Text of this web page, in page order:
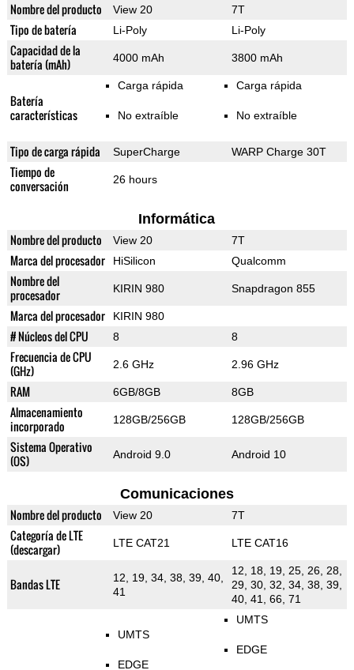
Nombre del producto View 20 7T
Tipo de batería Li-Poly Li-Poly
Capacidad de la
batería (mAh)
4000 mAh 3800 mAh
Batería
características
Carga rápida
No extraíble
Carga rápida
No extraíble
Tipo de carga rápida SuperCharge WARP Charge 30T
Tiempo de
conversación
26 hours
Informática
Nombre del producto View 20 7T
Marca del procesador HiSilicon Qualcomm
Nombre del
procesador
KIRIN 980 Snapdragon 855
Marca del procesador KIRIN 980
# Núcleos del CPU 8 8
Frecuencia de CPU
(GHz)
2.6 GHz 2.96 GHz
RAM 6GB/8GB 8GB
Almacenamiento
incorporado
128GB/256GB 128GB/256GB
Sistema Operativo
(OS)
Android 9.0 Android 10
Comunicaciones
Nombre del producto View 20 7T
Categoría de LTE
(descargar)
LTE CAT21 LTE CAT16
Bandas LTE
12, 19, 34, 38, 39, 40,
41
12, 18, 19, 25, 26, 28,
29, 30, 32, 34, 38, 39,
40, 41, 66, 71
UMTS
EDGE
UMTS
EDGE